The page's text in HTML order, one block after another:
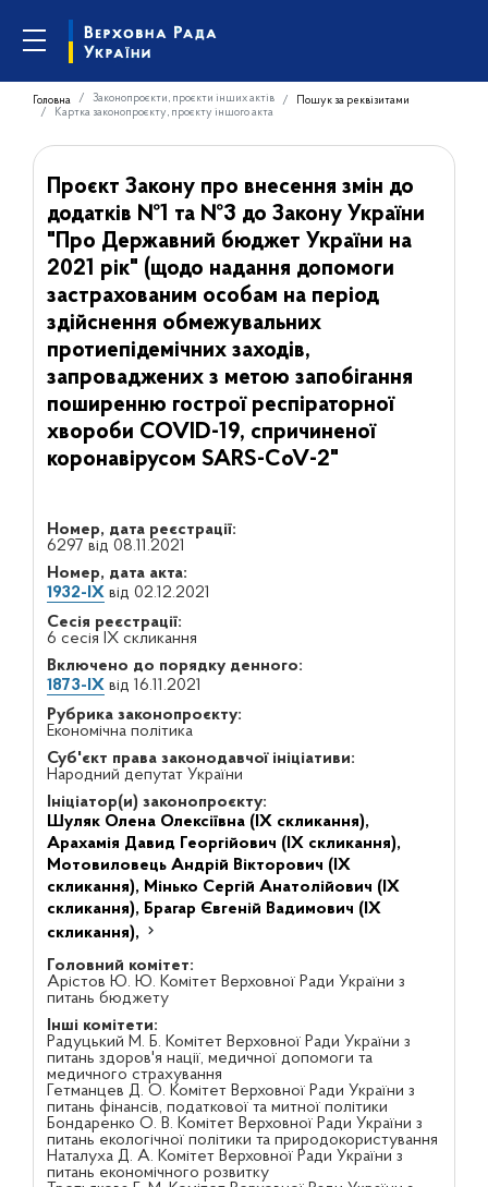
Головна Законопроєкти, проєкти інших актів
Пошук за реквізитами
Картка законопроєкту, проєкту іншого акта
Проєкт Закону про внесення змін до
додатків №1 та №3 до Закону України
"Про Державний бюджет України на
2021 рік" (щодо надання допомоги
застрахованим особам на період
здійснення обмежувальних
протиепідемічних заходів,
запроваджених з метою запобігання
поширенню гострої респіраторної
хвороби COVID-19, спричиненої
коронавірусом SARS-CoV-2"
Номер, дата реєстрації:
6297 від 08.11.2021
Номер, дата акта:
1932-IXвід 02.12.2021
Сесія реєстрації:
6 сесія IX скликання
Включено до порядку денного:
1873-IXвід 16.11.2021
Рубрика законопроєкту:
Економічна політика
Суб'єкт права законодавчої ініціативи:
Народний депутат України
Ініціатор(и) законопроєкту:
Шуляк Олена Олексіївна (IX скликання),
Арахамія Давид Георгійович (IX скликання),
Мотовиловець Андрій Вікторович (IX
скликання), Мінько Сергій Анатолійович (IX
скликання), Брагар Євгеній Вадимович (IX
скликання),
Головний комітет:
Арістов Ю. Ю. Комітет Верховної Ради України з
питань бюджету
Інші комітети:
Радуцький М. Б. Комітет Верховної Ради України з
питань здоров'я нації, медичної допомоги та
медичного страхування
Гетманцев Д. О. Комітет Верховної Ради України з
питань фінансів, податкової та митної політики
Бондаренко О. В. Комітет Верховної Ради України з
питань екологічної політики та природокористування
Наталуха Д. А. Комітет Верховної Ради України з
питань економічного розвитку